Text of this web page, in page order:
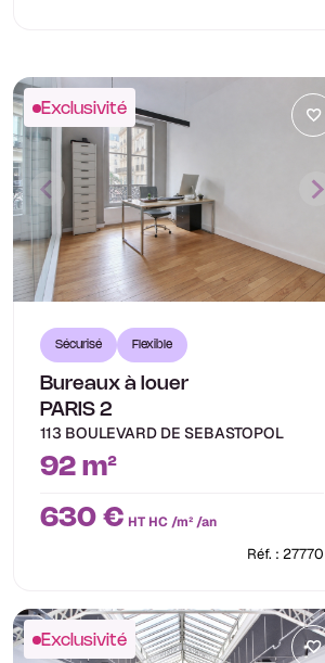
Exclusivité
Sécurisé Flexible
Bureaux à louer
PARIS 2
113 BOULEVARD DE SEBASTOPOL
92 m²
630 € HT HC /m² /an
Réf. : 27770
Exclusivité